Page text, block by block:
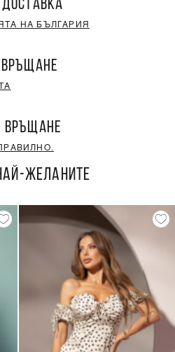
НА БЪЛГАРИЯ
ВРЪЩАНЕ
ЖЕЛАНИТЕ